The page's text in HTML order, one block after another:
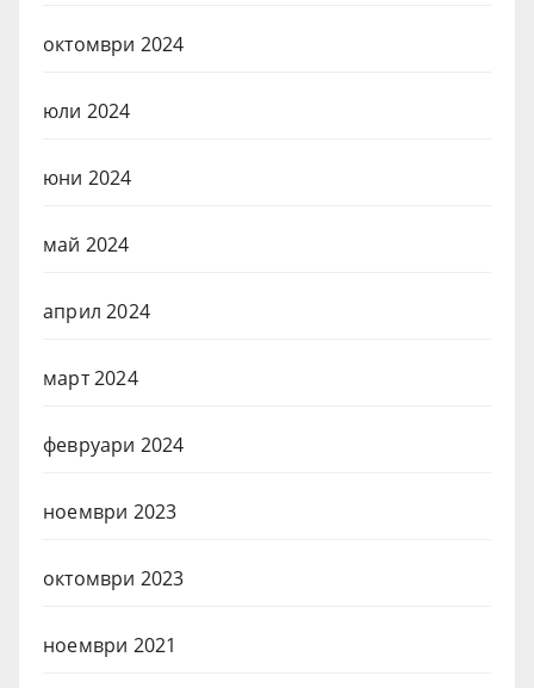
октомври 2024
юли 2024
юни 2024
май 2024
април 2024
март 2024
февруари 2024
ноември 2023
октомври 2023
ноември 2021